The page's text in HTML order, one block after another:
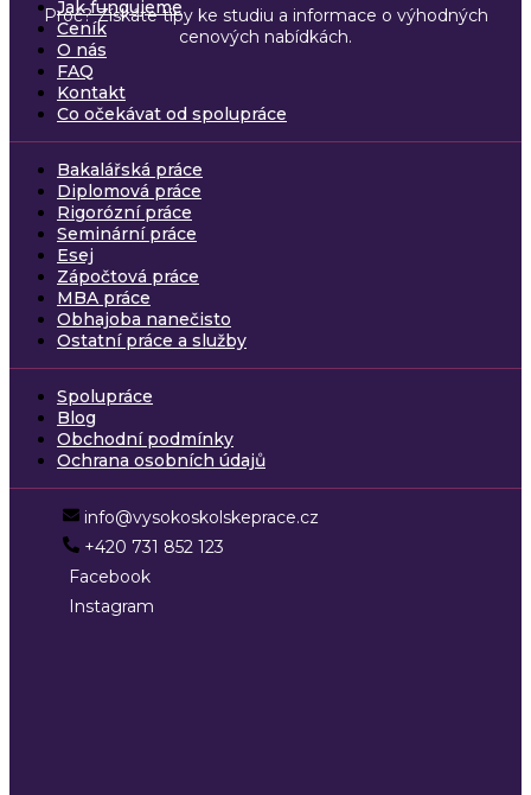
Proč? Získáte tipy ke studiu a informace o výhodných
cenových nabídkách.
Jak fungujeme
Ceník
O nás
FAQ
Kontakt
Co očekávat od spolupráce
Bakalářská práce
Diplomová práce
Rigorózní práce
Seminární práce
Esej
Zápočtová práce
MBA práce
Obhajoba nanečisto
Ostatní práce a služby
Spolupráce
Blog
Obchodní podmínky
Ochrana osobních údajů
info@vysokoskolskeprace.cz
+420 731 852 123
Facebook
Instagram